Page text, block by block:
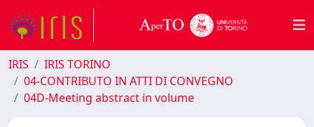
IRIS
IRIS TORINO
04-CONTRIBUTO IN ATTI DI CONVEGNO
04D-Meeting abstract in volume